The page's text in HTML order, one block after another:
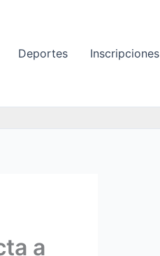
Deportes Inscripciones
a